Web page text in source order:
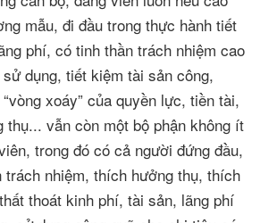
mẫu, đi đầu trong thực hành tiết
phí, có tinh thần trách nhiệm cao
dụng, tiết kiệm tài sản công,
xoáy” của quyền lực, tiền tài,
thụ... vẫn còn một bộ phận không ít
trong đó có cả người đứng đầu,
trách nhiệm, thích hưởng thụ, thích
thoát kinh phí, tài sản, lãng phí